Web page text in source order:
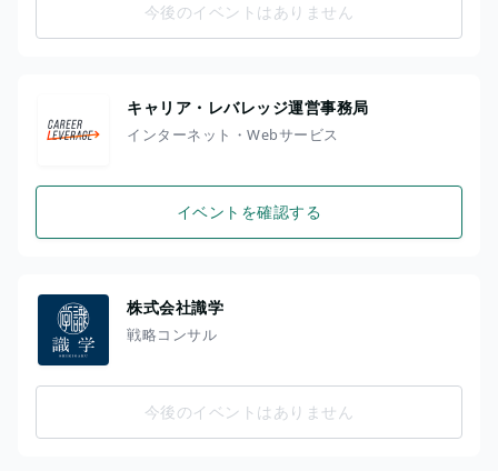
今後のイベントはありません
キャリア・レバレッジ運営事務局
インターネット・Webサービス
イベントを確認する
株式会社識学
戦略コンサル
今後のイベントはありません